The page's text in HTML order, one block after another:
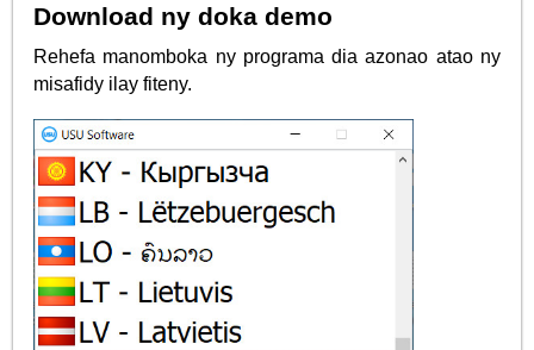
Download ny doka demo
Rehefa manomboka ny programa dia azonao atao ny
misafidy ilay fiteny.